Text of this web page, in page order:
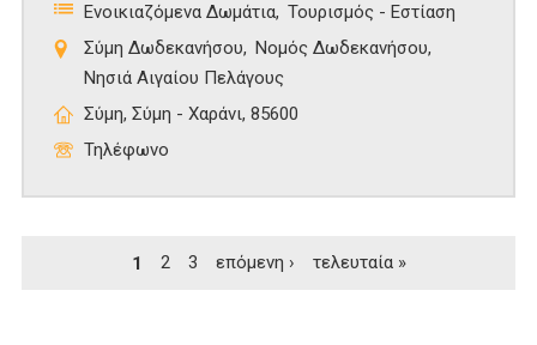
Ενοικιαζόμενα Δωμάτια Τουρισμός - Εστίαση
Σύμη Δωδεκανήσου
Νομός Δωδεκανήσου
Νησιά Αιγαίου Πελάγους
Σύμη, Σύμη - Χαράνι, 85600
Τηλέφωνο
1 2 3 επόμενη › τελευταία »